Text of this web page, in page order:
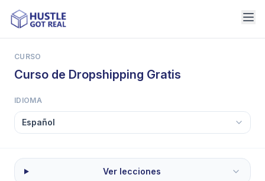
CURSO
Curso de Dropshipping Gratis
IDIOMA
Ver lecciones